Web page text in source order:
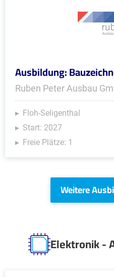
Ausbildung:
Ruben Peter Ausbau
Floh-Seligenthal
Start: 2027
Freie Plätze: 1
Weitere
Elektronik -